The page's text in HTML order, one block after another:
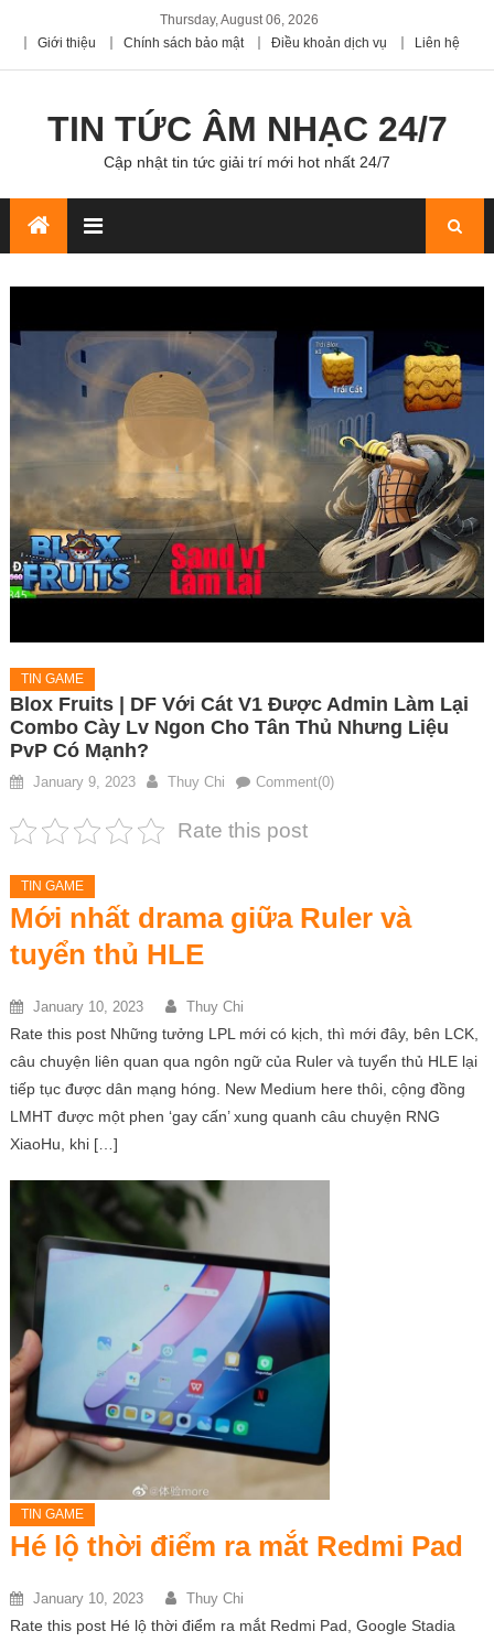
Thursday, August 06, 2026
Giới thiệu
Chính sách bảo mật Điều khoản dịch vụ Liên hệ
TIN TỨC ÂM NHẠC 24/7
Cập nhật tin tức giải trí mới hot nhất 24/7
TIN GAME
Blox Fruits | DF Với Cát V1 Được Admin Làm Lại
Combo Cày Lv Ngon Cho Tân Thủ Nhưng Liệu
PvP Có Mạnh?
January 9, 2023 Thuy Chi Comment(0)
Rate this post
TIN GAME
Mới nhất drama giữa Ruler và
tuyển thủ HLE
January 10, 2023 Thuy Chi
Rate this post Những tưởng LPL mới có kịch, thì mới đây, bên LCK,
câu chuyện liên quan qua ngôn ngữ của Ruler và tuyển thủ HLE lại
tiếp tục được dân mạng hóng. New Medium here thôi, cộng đồng
LMHT được một phen ‘gay cấn’ xung quanh câu chuyện RNG
XiaoHu, khi […]
TIN GAME
Hé lộ thời điểm ra mắt Redmi Pad
January 10, 2023 Thuy Chi
Rate this post Hé lộ thời điểm ra mắt Redmi Pad, Google Stadia